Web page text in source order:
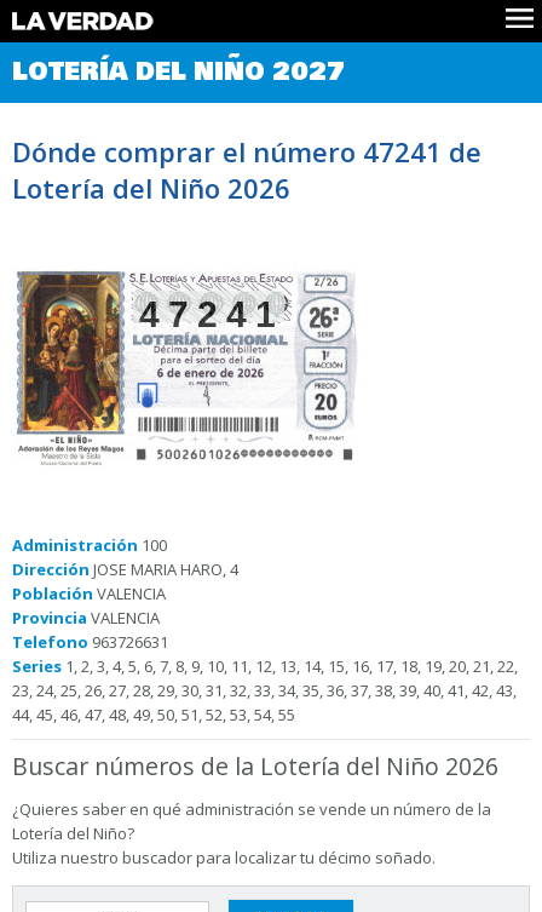
Comprobar Loteria del Niño
Premios
Noticias
Datos
LOTERÍA DEL NIÑO 2027
Dónde comprar el número 47241 de
Lotería del Niño 2026
47241
Administración 100
Dirección JOSE MARIA HARO, 4
Población VALENCIA
Provincia VALENCIA
Telefono 963726631
Series 1, 2, 3, 4, 5, 6, 7, 8, 9, 10, 11, 12, 13, 14, 15, 16, 17, 18, 19, 20, 21, 22,
23, 24, 25, 26, 27, 28, 29, 30, 31, 32, 33, 34, 35, 36, 37, 38, 39, 40, 41, 42, 43,
44, 45, 46, 47, 48, 49, 50, 51, 52, 53, 54, 55
Buscar números de la Lotería del Niño 2026
¿Quieres saber en qué administración se vende un número de la
Lotería del Niño?
Utiliza nuestro buscador para localizar tu décimo soñado.